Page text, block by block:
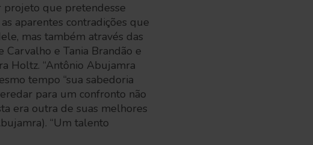
projeto que pretendesse
aparentes contradições que
mas também através das
Carvalho e Tania Brandão e
Holtz. “Antônio Abujamra
tempo “sua sabedoria
para um confronto não
era outra de suas melhores
“Um talento